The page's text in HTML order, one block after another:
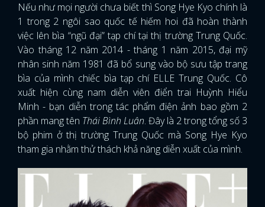
Nếu như mọi người chưa biết thì Song Hye Kyo chính là
1 trong 2 ngôi sao quốc tế hiếm hoi đã hoàn thành
việc lên bìa “ngũ đại” tạp chí tại thị trường Trung Quốc.
Vào tháng 12 năm 2014 - tháng 1 năm 2015, đại mỹ
nhân sinh năm 1981 đã bổ sung vào bộ sưu tập trang
bìa của mình chiếc bìa tạp chí ELLE Trung Quốc. Cô
xuất hiện cùng nam diễn viên điển trai Huỳnh Hiểu
Minh - bạn diễn trong tác phẩm điện ảnh bao gồm 2
phần mang tên Thái Bình Luân. Đây là 2 trong tổng số 3
bộ phim ở thị trường Trung Quốc mà Song Hye Kyo
tham gia nhằm thử thách khả năng diễn xuất của mình.